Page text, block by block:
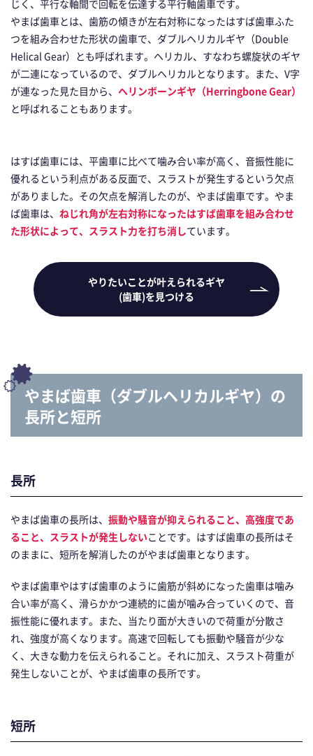
じく、平行な軸間で回転を伝達する平行軸歯車です。
やまば歯車とは、歯筋の傾きが左右対称になったはすば歯車ふた
つを組み合わせた形状の歯車で、ダブルヘリカルギヤ（Double
Helical Gear）とも呼ばれます。ヘリカル、すなわち螺旋状のギヤ
が二連になっているので、ダブルヘリカルとなります。また、V字
が連なった見た目から、 ヘリンボーンギヤ（Herringbone Gear）
と呼ばれることもあります。
はすば歯車には、平歯車に比べて噛み合い率が高く、音振性能に
優れるという利点がある反面で、スラストが発生するという欠点
がありました。その欠点を解消したのが、やまば歯車です。やま
ば歯車は、 ねじれ角が左右対称になったはすば歯車を組み合わせ
た形状によって、スラスト力を打ち消しています。
やりたいことが叶えられるギヤ
(歯車)を見つける
やまば歯車（ダブルヘリカルギヤ）の
長所と短所
長所
やまば歯車の長所は、 振動や騒音が抑えられること、高強度であ
ること、スラストが発生しないことです。はすば歯車の長所はそ
のままに、短所を解消したのがやまば歯車となります。
やまば歯車やはすば歯車のように歯筋が斜めになった歯車は噛み
合い率が高く、滑らかかつ連続的に歯が噛み合っていくので、音
振性能に優れます。また、当たり面が大きいので荷重が分散さ
れ、強度が高くなります。高速で回転しても振動や騒音が少な
く、大きな動力を伝えられること。それに加え、スラスト荷重が
発生しないことが、やまば歯車の長所です。
短所